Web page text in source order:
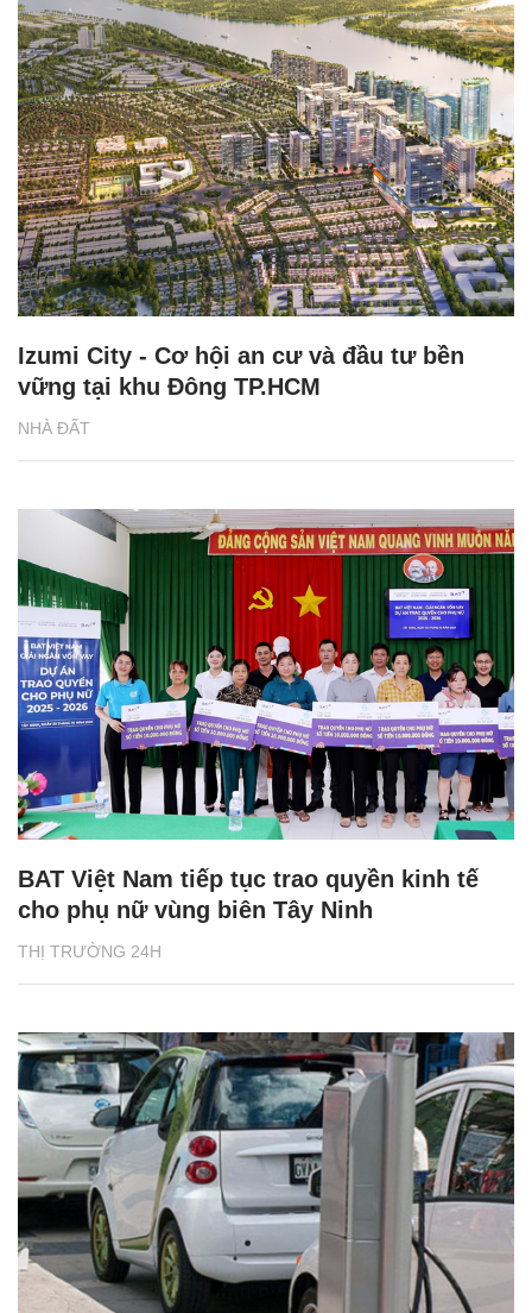
NHÀ ĐẤT
Izumi City - Cơ hội an cư và đầu tư bền
vững tại khu Đông TP.HCM
THỊ TRƯỜNG 24H
BAT Việt Nam tiếp tục trao quyền kinh tế
cho phụ nữ vùng biên Tây Ninh